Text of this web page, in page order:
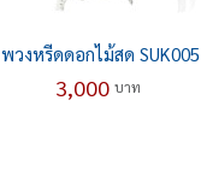
พวงหรีดดอกไม้สด SUK005
3,000 บาท